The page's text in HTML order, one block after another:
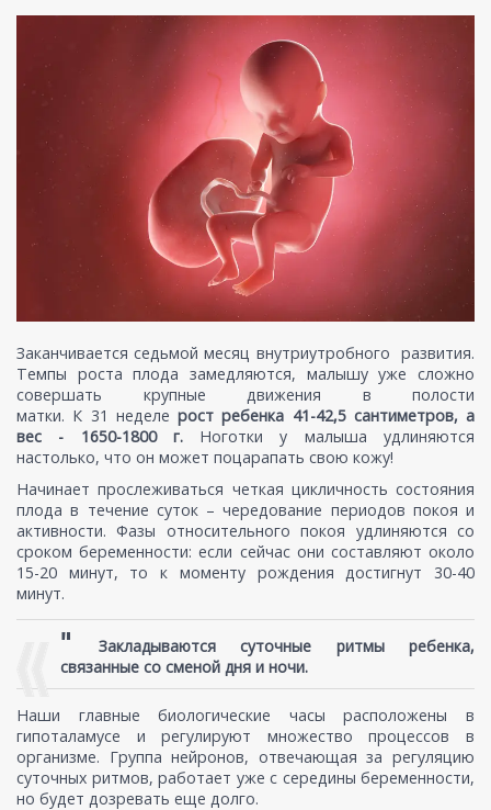
Заканчивается седьмой месяц внутриутробного развития.
Темпы роста плода замедляются, малышу уже сложно
совершать крупные движения в полости
матки. К 31 неделе рост ребенка 41-42,5 сантиметров, а
вес - 1650-1800 г.Ноготки у малыша удлиняются
настолько, что он может поцарапать свою кожу!
Начинает прослеживаться четкая цикличность состояния
плода в течение суток – чередование периодов покоя и
активности. Фазы относительного покоя удлиняются со
сроком беременности: если сейчас они составляют около
15-20 минут, то к моменту рождения достигнут 30-40
минут.
"
Закладываются суточные ритмы ребенка,
связанные со сменой дня и ночи.
Наши главные биологические часы расположены в
гипоталамусе и регулируют множество процессов в
организме. Группа нейронов, отвечающая за регуляцию
суточных ритмов, работает уже с середины беременности,
но будет дозревать еще долго.